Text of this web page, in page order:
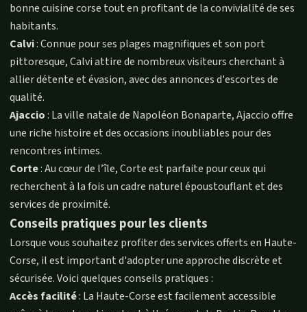
bonne cuisine corse tout en profitant de la convivialité de ses
habitants.
Calvi: Connue pour ses plages magnifiques et son port
pittoresque, Calvi attire de nombreux visiteurs cherchant à
allier détente et évasion, avec des annonces d'escortes de
qualité.
Ajaccio: La ville natale de Napoléon Bonaparte, Ajaccio offre
une riche histoire et des occasions inoubliables pour des
rencontres intimes.
Corte: Au cœur de l’île, Corte est parfaite pour ceux qui
recherchent à la fois un cadre naturel époustouflant et des
services de proximité.
Conseils pratiques pour les clients
Lorsque vous souhaitez profiter des services offerts en Haute-
Corse, il est important d'adopter une approche discrète et
sécurisée. Voici quelques conseils pratiques :
Accès facilité: La Haute-Corse est facilement accessible